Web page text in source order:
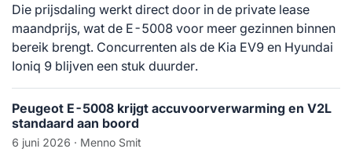
Die prijsdaling werkt direct door in de private lease
maandprijs, wat de E-5008 voor meer gezinnen binnen
bereik brengt. Concurrenten als de Kia EV9 en Hyundai
Ioniq 9 blijven een stuk duurder.
Peugeot E-5008 krijgt accuvoorverwarming en V2L
standaard aan boord
6 juni 2026 · Menno Smit